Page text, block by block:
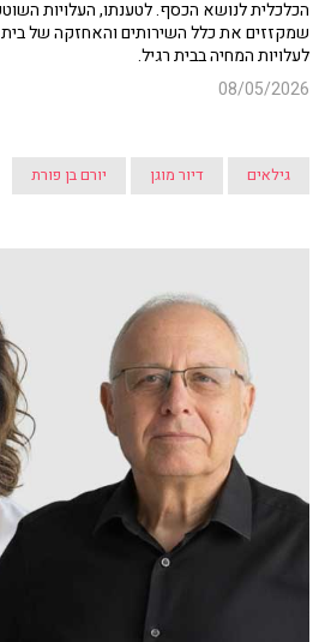
הכלכלית לנושא הכסף. לטענתו, העלויות
שמקזזים את כלל השירותים והאחזקה של
לעלויות המחיה בבית רגיל.
08/05/2026
גילאים דיור מוגן יורם בן פורת